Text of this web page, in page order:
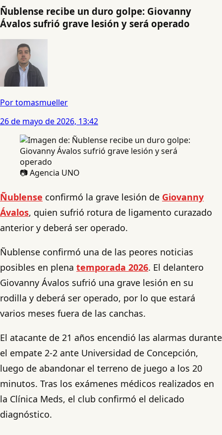
Ñublense recibe un duro golpe: Giovanny
Ávalos sufrió grave lesión y será operado
Por tomasmueller
26 de mayo de 2026, 13:42
📷 Agencia UNO
Ñublense confirmó la grave lesión de Giovanny
Ávalos, quien sufrió rotura de ligamento curazado
anterior y deberá ser operado.
Ñublense confirmó una de las peores noticias
posibles en plena temporada 2026. El delantero
Giovanny Ávalos sufrió una grave lesión en su
rodilla y deberá ser operado, por lo que estará
varios meses fuera de las canchas.
El atacante de 21 años encendió las alarmas durante
el empate 2-2 ante Universidad de Concepción,
luego de abandonar el terreno de juego a los 20
minutos. Tras los exámenes médicos realizados en
la Clínica Meds, el club confirmó el delicado
diagnóstico.